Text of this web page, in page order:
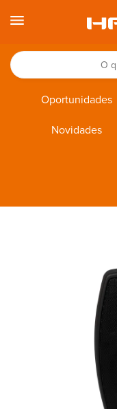
Oportunidades
Novidades